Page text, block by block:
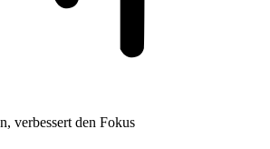
verbessert den Fokus